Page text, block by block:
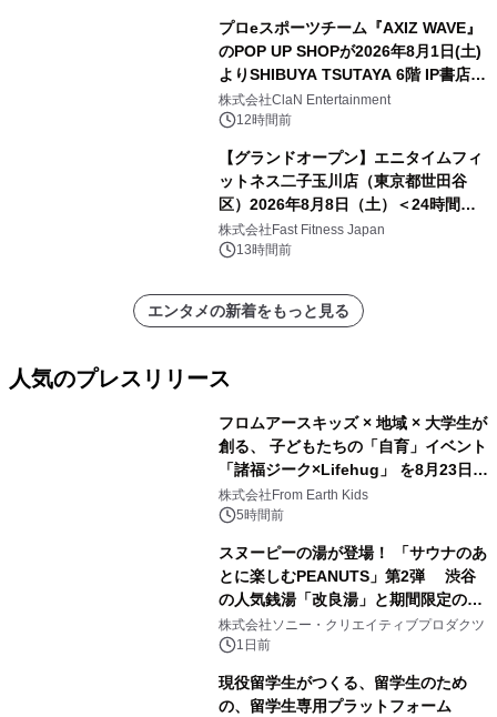
プロeスポーツチーム『AXIZ WAVE』
のPOP UP SHOPが2026年8月1日(土)
よりSHIBUYA TSUTAYA 6階 IP書店で
開催決定！！
株式会社ClaN Entertainment
12時間前
【グランドオープン】エニタイムフィ
ットネス二子玉川店（東京都世田谷
区）2026年8月8日（土）＜24時間年
中無休のフィットネスジム＞
株式会社Fast Fitness Japan
13時間前
エンタメの新着をもっと見る
人気のプレスリリース
フロムアースキッズ × 地域 × 大学生が
創る、 子どもたちの「自育」イベント
「諸福ジーク×Lifehug」 を8月23日
(日)開催
株式会社From Earth Kids
5時間前
スヌーピーの湯が登場！ 「サウナのあ
とに楽しむPEANUTS」第2弾 渋谷
の人気銭湯「改良湯」と期間限定のコ
ラボレーション サウナイキタイコラ
ボグッズも発売決定！
株式会社ソニー・クリエイティブプロダクツ
1日前
現役留学生がつくる、留学生のため
の、留学生専用プラットフォーム